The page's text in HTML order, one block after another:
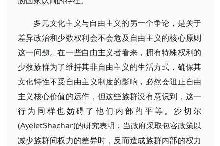
多元文化主义与自由主义的另一个争论，是关于
差异政治和少数权利会不会危及自由主义的核心原则
这一问题。在一些自由主义者看来，拥有特殊权利的
少数族群为了维持其非自由主义的生活方式，确保其
文化特性不受自由主义制度的影响，必然会阻止自由
主义核心价值的运作，但这些族群没有意识到，这一
行为同样也妨碍了他们内部的平等。沙切尔
(AyeletShachar)的研究表明：当政府采取包容政策以
减少族群间权力的差异时，反而造成族群内部的权力